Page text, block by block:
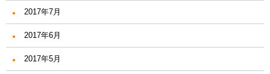
2017年7月
2017年6月
2017年5月